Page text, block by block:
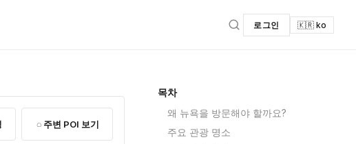
로그인 🇰🇷 ko
주변 POI 보기
목차
왜 뉴욕을 방문해야 할까요?
주요 관광 명소